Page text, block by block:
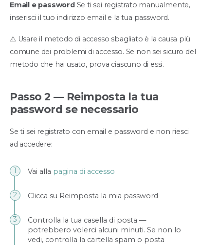
Email e password Se ti sei registrato manualmente,
inserisci il tuo indirizzo email e la tua password.
⚠️ Usare il metodo di accesso sbagliato è la causa più
comune dei problemi di accesso. Se non sei sicuro del
metodo che hai usato, prova ciascuno di essi.
Passo 2 — Reimposta la tua
password se necessario
Se ti sei registrato con email e password e non riesci
ad accedere:
Vai alla pagina di accesso
Clicca su Reimposta la mia password
Controlla la tua casella di posta —
potrebbero volerci alcuni minuti. Se non lo
vedi, controlla la cartella spam o posta